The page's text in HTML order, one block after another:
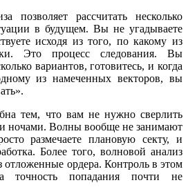
позволяет рассчитать несколько
в будущем. Вы не угадываете
исходя из того, по какому из
Это процесс следования. Вы
вариантов, готовитесь, и когда
из намеченных векторов, вы
тем, что вам не нужно сверлить
ночами. Волны вообще не занимают
размечаете плановую секту, и
Более того, волновой анализ
отложенные ордера. Контроль в этом
а точность попадания почти не